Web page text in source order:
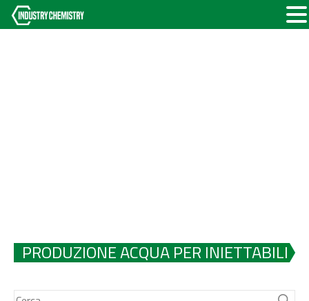
PRODUZIONE ACQUA PER INIETTABILI